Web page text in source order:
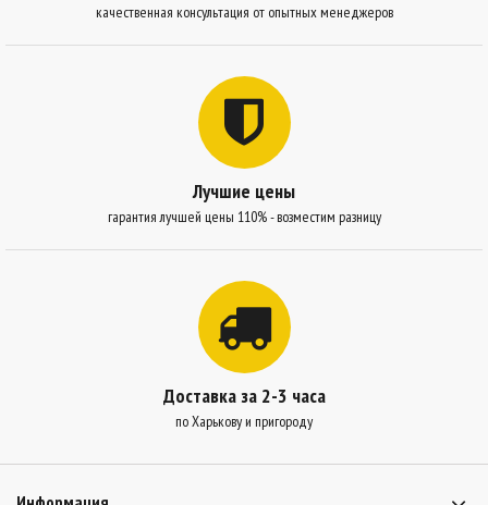
качественная консультация от опытных менеджеров
Лучшие цены
гарантия лучшей цены 110% - возместим разницу
Доставка за 2-3 часа
по Харькову и пригороду